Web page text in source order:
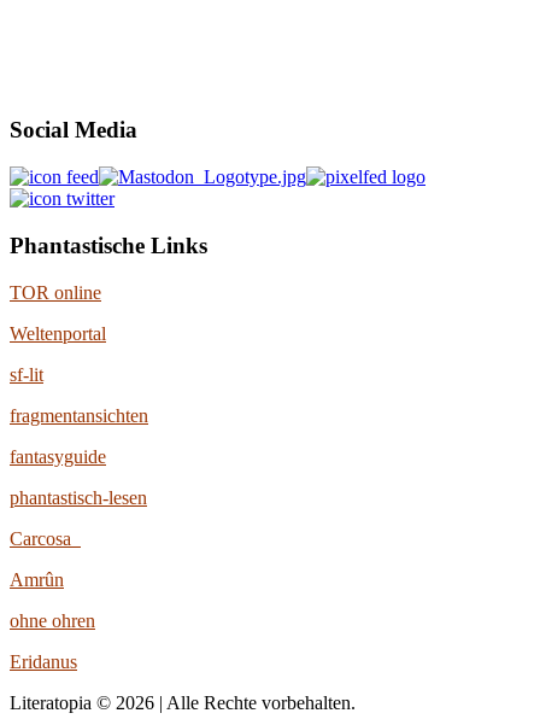
Social Media
Phantastische Links
TOR online
Weltenportal
sf-lit
fragmentansichten
fantasyguide
phantastisch-lesen
Carcosa
Amrûn
ohne ohren
Eridanus
Literatopia © 2026 | Alle Rechte vorbehalten.